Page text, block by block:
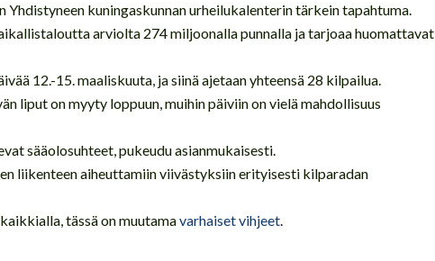
Yhdistyneen kuningaskunnan urheilukalenterin tärkein tapahtuma.
arviolta 274 miljoonalla punnalla ja tarjoaa huomattavat
12.-15. maaliskuuta, ja siinä ajetaan yhteensä 28 kilpailua.
liput on myyty loppuun, muihin päiviin on vielä mahdollisuus
sääolosuhteet, pukeudu asianmukaisesti.
liikenteen aiheuttamiin viivästyksiin erityisesti kilparadan
tässä on muutamavarhaiset vihjeet.